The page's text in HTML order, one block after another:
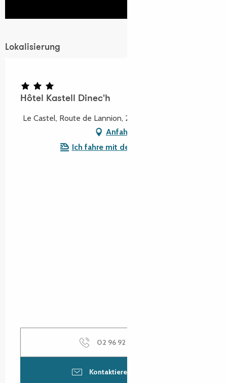
Lokalisierung
Hôtel Kastell Dinec'h
Le Castel, Route de Lannion, 22220 Minihy-Tréguier
Anfahrt
Ich fahre mit dem Zug hin!
02 96 92 92
Kontaktieren Sie uns